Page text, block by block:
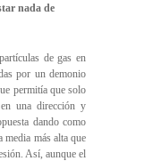
nada de
de gas en
por un demonio
permitía que solo
una dirección y
dando como
media más alta que
Así, aunque el